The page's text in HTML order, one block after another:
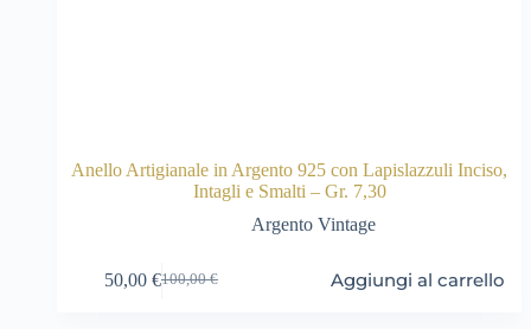
Anello Artigianale in Argento 925 con Lapislazzuli Inciso,
Intagli e Smalti – Gr. 7,30
Argento Vintage
100,00€
Il
50,00 €Il
Aggiungi al carrello